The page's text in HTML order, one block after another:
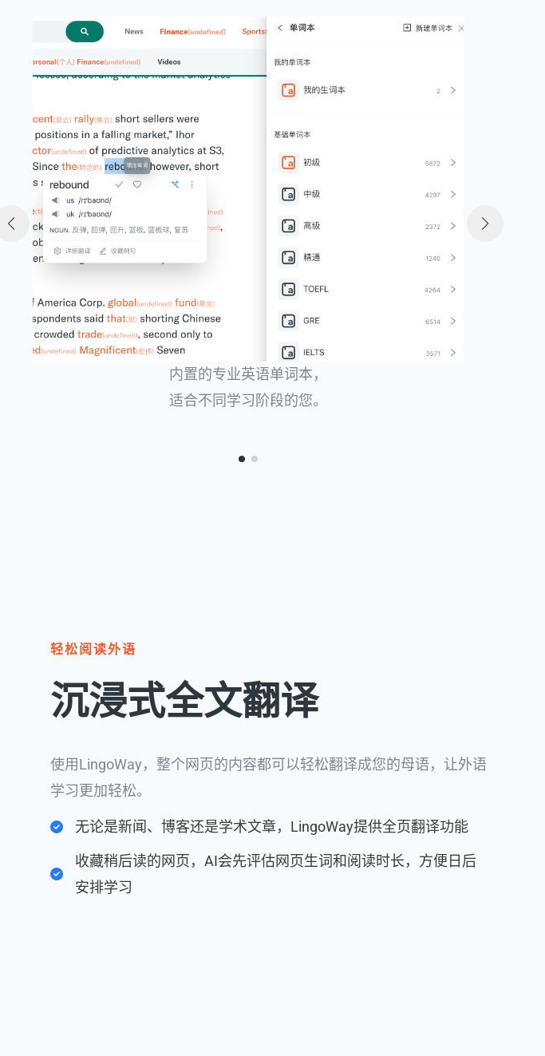
内置的专业英语单词本，
适合不同学习阶段的您。
轻松阅读外语​
沉浸式全文翻译​
使用LingoWay，整个网页的内容都可以轻松翻译成您的母语，让外语
学习更加轻松。
无论是新闻、博客还是学术文章，LingoWay提供全页翻译功能
收藏稍后读的网页，AI会先评估网页生词和阅读时长，方便日后
安排学习